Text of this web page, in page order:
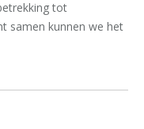
tot
samen kunnen we het